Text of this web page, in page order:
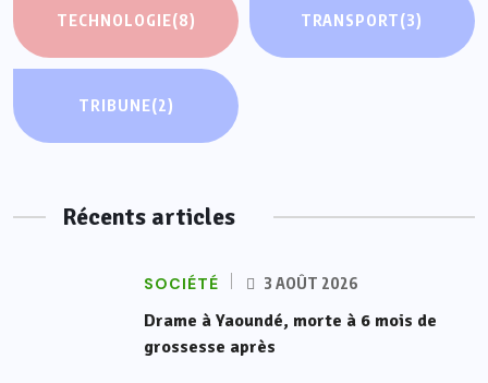
TECHNOLOGIE(8) TRANSPORT(3)
TRIBUNE(2)
Récents articles
SOCIÉTÉ 3 AOÛT 2026
Drame à Yaoundé, morte à 6 mois de
grossesse après